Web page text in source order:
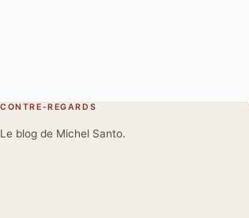
CONTRE-REGARDS
Le blog de Michel Santo.